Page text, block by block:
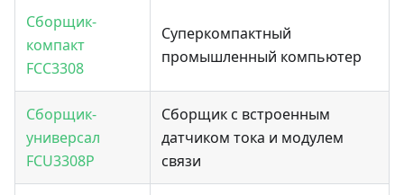
Сборщик-
компакт
FCC3308
Суперкомпактный
промышленный компьютер
Сборщик-
универсал
FCU3308P
Сборщик с встроенным
датчиком тока и модулем
связи